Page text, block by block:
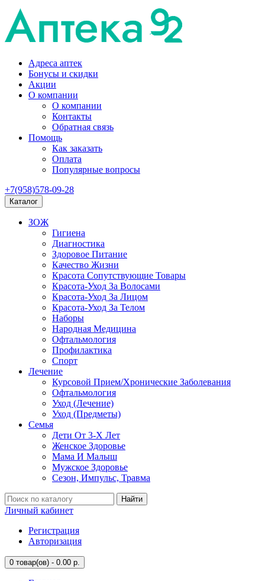
Адреса аптек
Бонусы и скидки
Акции
О компании
О компании
Контакты
Обратная связь
Помощь
Как заказать
Оплата
Популярные вопросы
+7(958)578-09-28
Каталог
ЗОЖ
Гигиена
Диагностика
Здоровое Питание
Качество Жизни
Красота Сопутствующие Товары
Красота-Уход За Волосами
Красота-Уход За Лицом
Красота-Уход За Телом
Наборы
Народная Медицина
Офтальмология
Профилактика
Спорт
Лечение
Курсовой Прием/Хронические Заболевания
Офтальмология
Уход (Лечение)
Уход (Предметы)
Семья
Дети От 3-Х Лет
Женское Здоровье
Мама И Малыш
Мужское Здоровье
Сезон, Импульс, Травма
Найти
Личный кабинет
Регистрация
Авторизация
0 товар(ов) - 0.00 р.